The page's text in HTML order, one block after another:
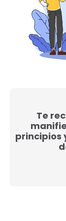
Te
principios